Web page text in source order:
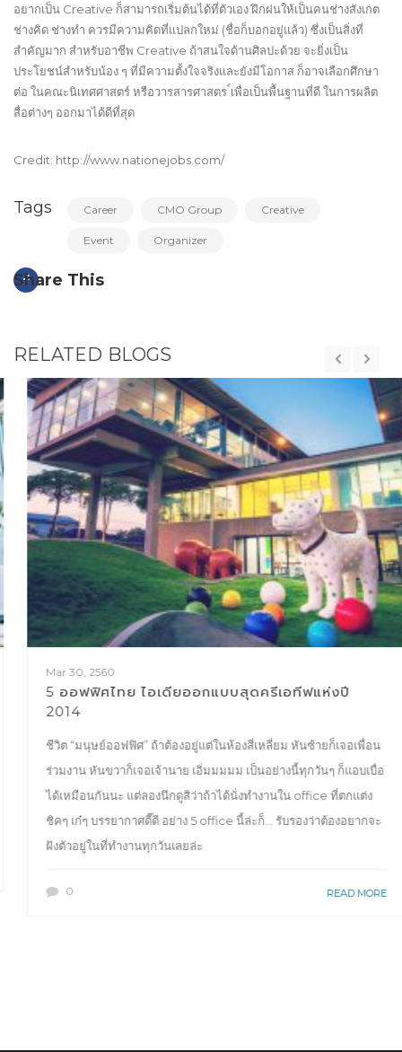
อยากเป็น Creative ก็สามารถเริ่มต้นได้ที่ตัวเอง ฝึกฝนให้เป็นคนช่างสังเกต
ช่างคิด ช่างทำ ควรมีความคิดที่แปลกใหม่ (ชื่อก็บอกอยู่แล้ว) ซึ่งเป็นสิ่งที่
สำคัญมาก สำหรับอาชีพ Creative ถ้าสนใจด้านศิลปะด้วย จะยิ่งเป็น
ประโยชน์สำหรับน้อง ๆ ที่มีความตั้งใจจริงและยังมีโอกาส ก็อาจเลือกศึกษา
ต่อ ในคณะนิเทศศาสตร์ หรือวารสารศาสตร ์เพื่อเป็นพื้นฐานที่ดี ในการผลิต
สื่อต่างๆ ออกมาได้ดีที่สุด
Credit: http://www.nationejobs.com/
Tags Career CMO Group Creative
Event Organizer
Share This
RELATED BLOGS
Mar 30, 2560
5 ออฟฟิศไทย ไอเดียออกแบบสุดครีเอทีฟแห่งปี
2014
ชีวิต “มนุษย์ออฟฟิศ” ถ้าต้องอยู่แต่ในห้องสี่เหลี่ยม หันซ้ายก็เจอเพื่อน
ร่วมงาน หันขวาก็เจอเจ้านาย เอิ่มมมมม เป็นอย่างนี้ทุกวันๆ ก็แอบเบื่อ
ได้เหมือนกันนะ แต่ลองนึกดูสิว่าถ้าได้นั่งทำงานใน office ที่ตกแต่ง
ชิคๆ เก๋ๆ บรรยากาศดี๊ดี อย่าง 5 office นี้ล่ะก็… รับรองว่าต้องอยากจะ
ฝังตัวอยู่ในที่ทำงานทุกวันเลยล่ะ
0 READ MORE